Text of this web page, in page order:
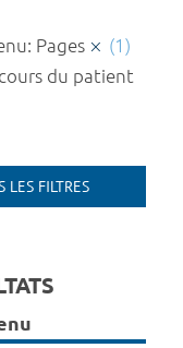
Pages
(1)
du patient
LES FILTRES